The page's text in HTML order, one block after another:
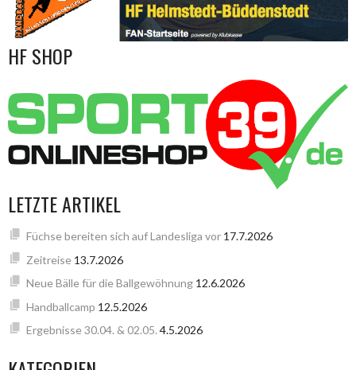
HF SHOP
LETZTE ARTIKEL
Füchse bereiten sich auf Landesliga vor 17.7.2026
Zeitreise 13.7.2026
Neue Bälle für die Ballgewöhnung 12.6.2026
Handballcamp 12.5.2026
Ergebnisse 30.04. & 02.05. 4.5.2026